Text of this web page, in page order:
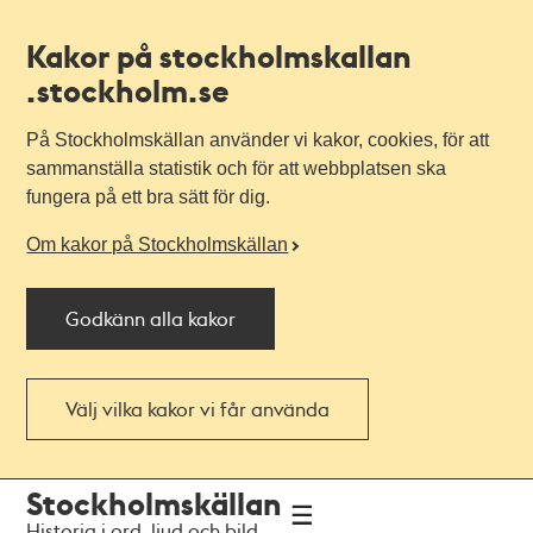
Kakor på stockholmskallan
.stockholm.se
På Stockholmskällan använder vi kakor, cookies, för att
sammanställa statistik och för att webbplatsen ska
fungera på ett bra sätt för dig.
Om kakor på Stockholmskällan
Godkänn alla kakor
Välj vilka kakor vi får använda
navigationen
huvudinnehållet
Stockholmskällan